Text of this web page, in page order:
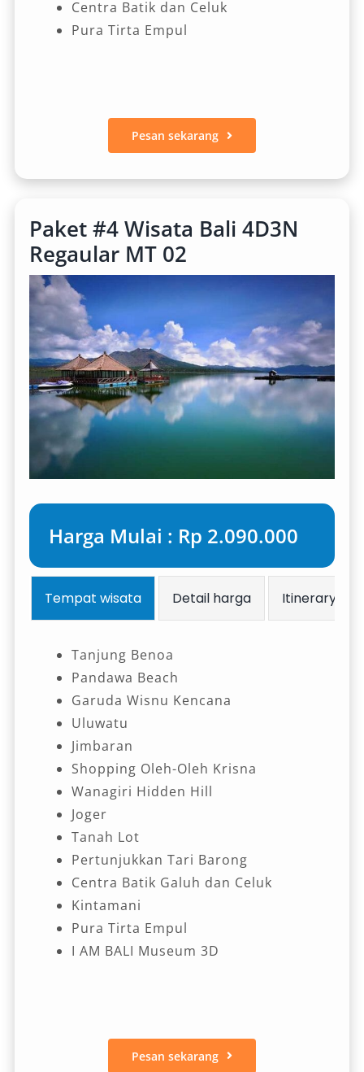
Centra Batik dan Celuk
Pura Tirta Empul
Pesan sekarang
Paket #4 Wisata Bali 4D3N
Regaular MT 02
Harga Mulai : Rp 2.090.000
Tempat wisata Detail harga Itinerary
Tanjung Benoa
Pandawa Beach
Garuda Wisnu Kencana
Uluwatu
Jimbaran
Shopping Oleh-Oleh Krisna
Wanagiri Hidden Hill
Joger
Tanah Lot
Pertunjukkan Tari Barong
Centra Batik Galuh dan Celuk
Kintamani
Pura Tirta Empul
I AM BALI Museum 3D
Pesan sekarang